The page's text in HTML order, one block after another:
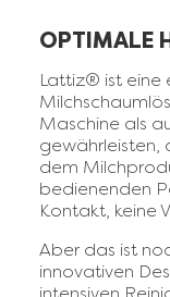
OPTIMALE
Lattiz® ist eine
Maschine als
gewährleisten,
dem
bedienenden
Kontakt, keine
Aber das ist
innovativen